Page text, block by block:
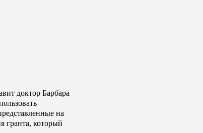
доктор Барбара
на
гранта, который